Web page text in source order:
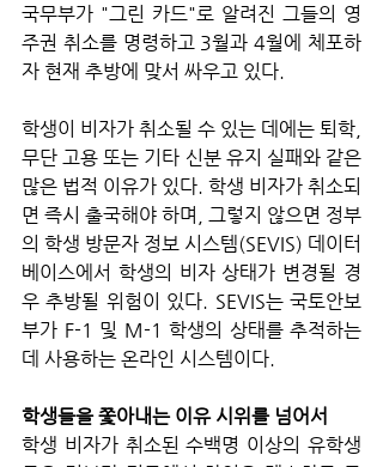
국무부가 "그린 카드"로 알려진 그들의 영
주권 취소를 명령하고 3월과 4월에 체포하
자 현재 추방에 맞서 싸우고 있다.
학생이 비자가 취소될 수 있는 데에는 퇴학,
무단 고용 또는 기타 신분 유지 실패와 같은
많은 법적 이유가 있다. 학생 비자가 취소되
면 즉시 출국해야 하며, 그렇지 않으면 정부
의 학생 방문자 정보 시스템(SEVIS) 데이터
베이스에서 학생의 비자 상태가 변경될 경
우 추방될 위험이 있다. SEVIS는 국토안보
부가 F-1 및 M-1 학생의 상태를 추적하는
데 사용하는 온라인 시스템이다.
학생들을 쫓아내는 이유 시위를 넘어서
학생 비자가 취소된 수백명 이상의 유학생